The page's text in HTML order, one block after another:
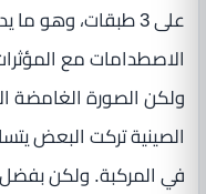
على 3 طبقات، وهو
الاصطدامات مع
ولكن الصورة الغامضة
الصينية تركت البعض
في المركبة. ولكن بفضل